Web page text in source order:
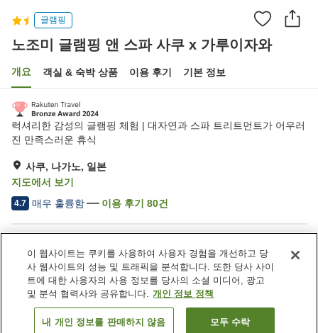
글램핑
노조미 글램핑 앤 스파 사쿠 x 가루이자와
개요 객실 & 숙박 상품 이용 후기 기본 정보
럭셔리한 감성의 글램핑 체험 | 대자연과 스파 트리트먼트가 어우러
진 만족스러운 휴식
사쿠, 나가노, 일본
지도에서 보기
4.7 매우 훌륭함 이용 후기 80건
주차장
레스토랑
노천탕 (온천)
테니스 코트
일본 나가노
사쿠
노조미 글램핑 앤 스파 사쿠 x 가루이자와
객실 보기
이 웹사이트는 쿠키를 사용하여 사용자 경험을 개선하고 당
사 웹사이트의 성능 및 트래픽을 분석합니다. 또한 당사 사이
트에 대한 사용자의 사용 정보를 당사의 소셜 미디어, 광고
및 분석 협력사와 공유합니다. 개인 정보 정책
내 개인 정보를 판매하지 않음 모두 수락